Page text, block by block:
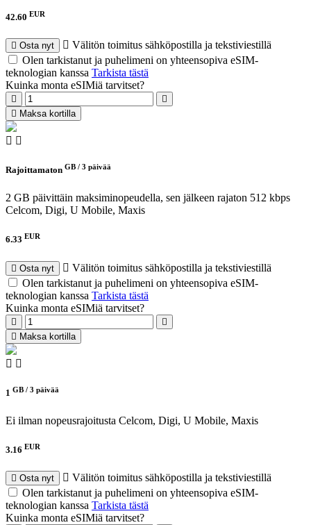
42.60 EUR
Osta nyt
Välitön toimitus sähköpostilla ja tekstiviestillä
Olen tarkistanut ja puhelimeni on yhteensopiva eSIM-
teknologian kanssa Tarkista tästä
Kuinka monta eSIMiä tarvitset?
Maksa kortilla
Rajoittamaton GB / 3 päivää
2 GB päivittäin maksiminopeudella, sen jälkeen rajaton 512 kbps
Celcom, Digi, U Mobile, Maxis
6.33 EUR
Osta nyt
Välitön toimitus sähköpostilla ja tekstiviestillä
Olen tarkistanut ja puhelimeni on yhteensopiva eSIM-
teknologian kanssa Tarkista tästä
Kuinka monta eSIMiä tarvitset?
Maksa kortilla
1 GB / 3 päivää
Ei ilman nopeusrajoitusta Celcom, Digi, U Mobile, Maxis
3.16 EUR
Osta nyt
Välitön toimitus sähköpostilla ja tekstiviestillä
Olen tarkistanut ja puhelimeni on yhteensopiva eSIM-
teknologian kanssa Tarkista tästä
Kuinka monta eSIMiä tarvitset?